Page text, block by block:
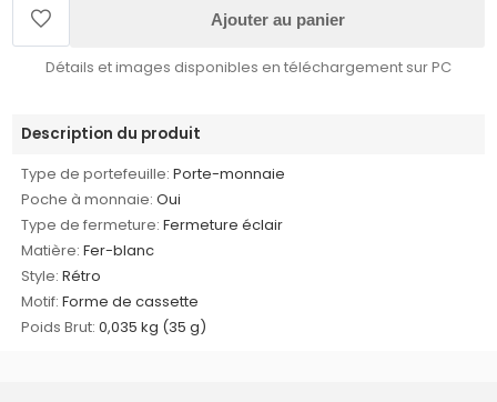
Ajouter au panier
Détails et images disponibles en téléchargement sur PC
Description du produit
Type de portefeuille: Porte-monnaie
Poche à monnaie: Oui
Type de fermeture: Fermeture éclair
Matière: Fer-blanc
Style: Rétro
Motif: Forme de cassette
Poids Brut: 0,035 kg (35 g)